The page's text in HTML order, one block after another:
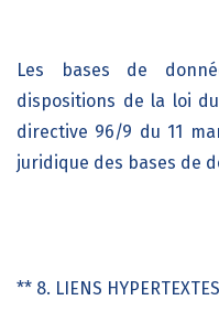
Les bases de
dispositions de la loi
directive 96/9 du 11
juridique des bases de
** 8. LIENS